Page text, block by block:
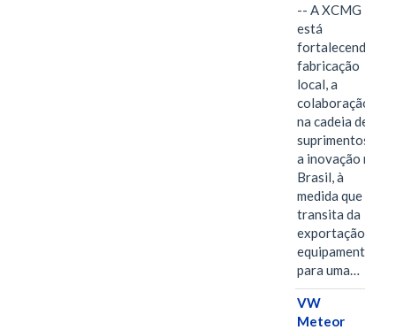
-- A XCMG
está
fortalecendo a
fabricação
local, a
colaboração
na cadeia de
suprimentos e
a inovação no
Brasil, à
medida que
transita da
exportação de
equipamentos
para uma…
VW
Meteor